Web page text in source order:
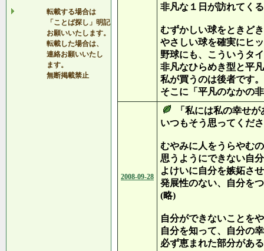
転載する場合は
「ことば探し」明記
お願いいたします。
転載した場合は、
連絡お願いいたし
ます。
無断掲載禁止
非凡な１日が訪れてく
むずかしい球をときど
やさしい球を確実にヒ
野球にも、こういうタ
非凡なひらめき型と平
私が買うのは後者です。
そこに「平凡のなかの
2008-09-28
「私には私の幸せが
いつもそう思ってくだ
むやみに人をうらやむ
思うようにできない自
よけいに自分を嫉妬さ
発展性のない、自分を
(略)
自分ができないことを
自分を知って、自分の
必ず恵まれた部分があ